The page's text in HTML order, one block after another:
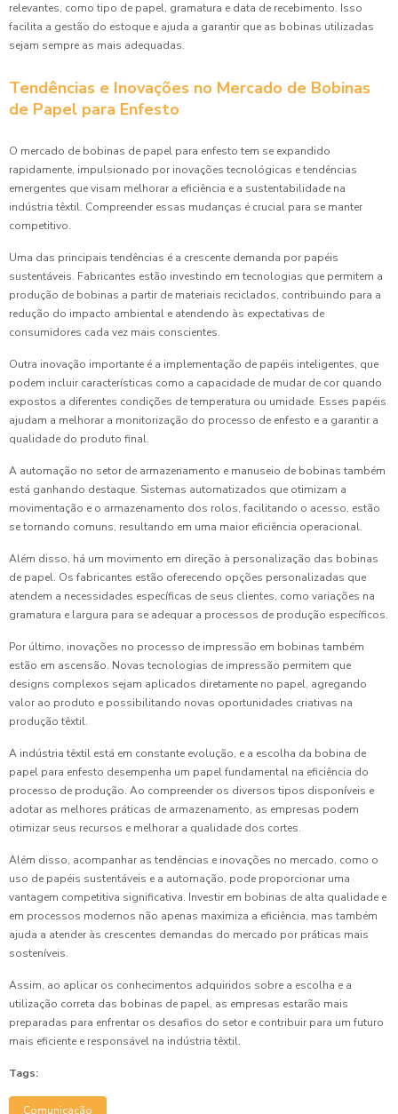
relevantes, como tipo de papel, gramatura e data de recebimento. Isso
facilita a gestão do estoque e ajuda a garantir que as bobinas utilizadas
sejam sempre as mais adequadas.
Tendências e Inovações no Mercado de Bobinas
de Papel para Enfesto
O mercado de bobinas de papel para enfesto tem se expandido
rapidamente, impulsionado por inovações tecnológicas e tendências
emergentes que visam melhorar a eficiência e a sustentabilidade na
indústria têxtil. Compreender essas mudanças é crucial para se manter
competitivo.
Uma das principais tendências é a crescente demanda por papéis
sustentáveis. Fabricantes estão investindo em tecnologias que permitem a
produção de bobinas a partir de materiais reciclados, contribuindo para a
redução do impacto ambiental e atendendo às expectativas de
consumidores cada vez mais conscientes.
Outra inovação importante é a implementação de papéis inteligentes, que
podem incluir características como a capacidade de mudar de cor quando
expostos a diferentes condições de temperatura ou umidade. Esses papéis
ajudam a melhorar a monitorização do processo de enfesto e a garantir a
qualidade do produto final.
A automação no setor de armazenamento e manuseio de bobinas também
está ganhando destaque. Sistemas automatizados que otimizam a
movimentação e o armazenamento dos rolos, facilitando o acesso, estão
se tornando comuns, resultando em uma maior eficiência operacional.
Além disso, há um movimento em direção à personalização das bobinas
de papel. Os fabricantes estão oferecendo opções personalizadas que
atendem a necessidades específicas de seus clientes, como variações na
gramatura e largura para se adequar a processos de produção específicos.
Por último, inovações no processo de impressão em bobinas também
estão em ascensão. Novas tecnologias de impressão permitem que
designs complexos sejam aplicados diretamente no papel, agregando
valor ao produto e possibilitando novas oportunidades criativas na
produção têxtil.
A indústria têxtil está em constante evolução, e a escolha da bobina de
papel para enfesto desempenha um papel fundamental na eficiência do
processo de produção. Ao compreender os diversos tipos disponíveis e
adotar as melhores práticas de armazenamento, as empresas podem
otimizar seus recursos e melhorar a qualidade dos cortes.
Além disso, acompanhar as tendências e inovações no mercado, como o
uso de papéis sustentáveis e a automação, pode proporcionar uma
vantagem competitiva significativa. Investir em bobinas de alta qualidade e
em processos modernos não apenas maximiza a eficiência, mas também
ajuda a atender às crescentes demandas do mercado por práticas mais
sosteníveis.
Assim, ao aplicar os conhecimentos adquiridos sobre a escolha e a
utilização correta das bobinas de papel, as empresas estarão mais
preparadas para enfrentar os desafios do setor e contribuir para um futuro
mais eficiente e responsável na indústria têxtil.
Tags:
Comunicação